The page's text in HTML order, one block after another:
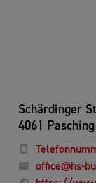
Schärdinger
4061 Pasching
office@hs-